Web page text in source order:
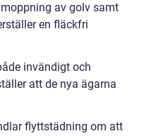
av golv samt
en fläckfri
invändigt och
att de nya ägarna
flyttstädning om att